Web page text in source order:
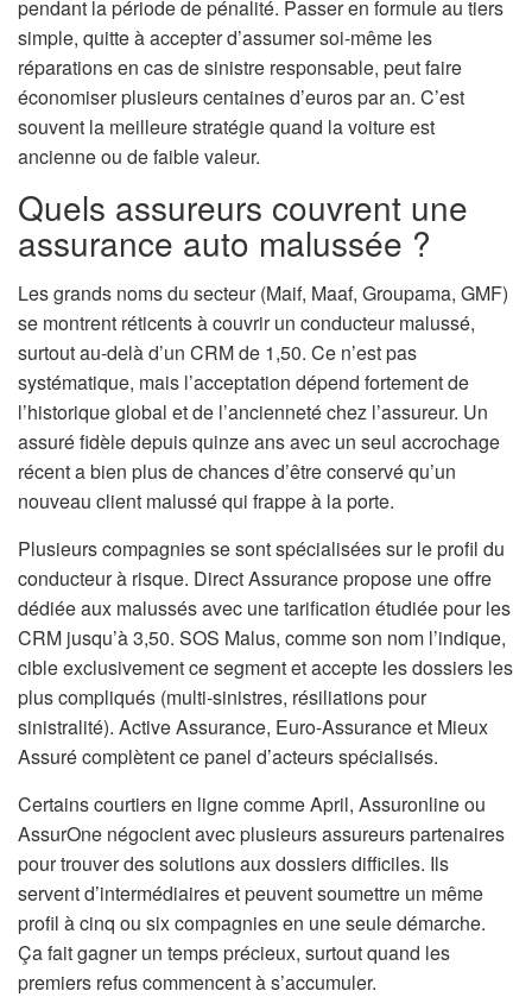
pendant la période de pénalité. Passer en formule au tiers
simple, quitte à accepter d’assumer soi-même les
réparations en cas de sinistre responsable, peut faire
économiser plusieurs centaines d’euros par an. C’est
souvent la meilleure stratégie quand la voiture est
ancienne ou de faible valeur.
Quels assureurs couvrent une
assurance auto malussée ?
Les grands noms du secteur (Maif, Maaf, Groupama, GMF)
se montrent réticents à couvrir un conducteur malussé,
surtout au-delà d’un CRM de 1,50. Ce n’est pas
systématique, mais l’acceptation dépend fortement de
l’historique global et de l’ancienneté chez l’assureur. Un
assuré fidèle depuis quinze ans avec un seul accrochage
récent a bien plus de chances d’être conservé qu’un
nouveau client malussé qui frappe à la porte.
Plusieurs compagnies se sont spécialisées sur le profil du
conducteur à risque. Direct Assurance propose une offre
dédiée aux malussés avec une tarification étudiée pour les
CRM jusqu’à 3,50. SOS Malus, comme son nom l’indique,
cible exclusivement ce segment et accepte les dossiers les
plus compliqués (multi-sinistres, résiliations pour
sinistralité). Active Assurance, Euro-Assurance et Mieux
Assuré complètent ce panel d’acteurs spécialisés.
Certains courtiers en ligne comme April, Assuronline ou
AssurOne négocient avec plusieurs assureurs partenaires
pour trouver des solutions aux dossiers difficiles. Ils
servent d’intermédiaires et peuvent soumettre un même
profil à cinq ou six compagnies en une seule démarche.
Ça fait gagner un temps précieux, surtout quand les
premiers refus commencent à s’accumuler.